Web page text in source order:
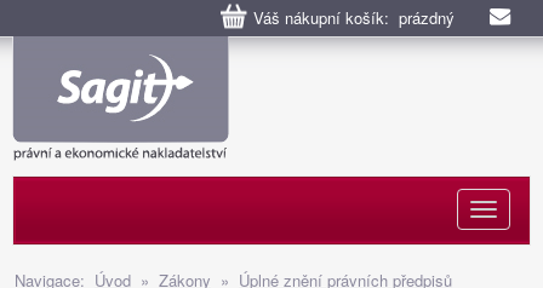
Váš nákupní košík: prázdný
Navigace: Úvod » Zákony » Úplné znění právních předpisů